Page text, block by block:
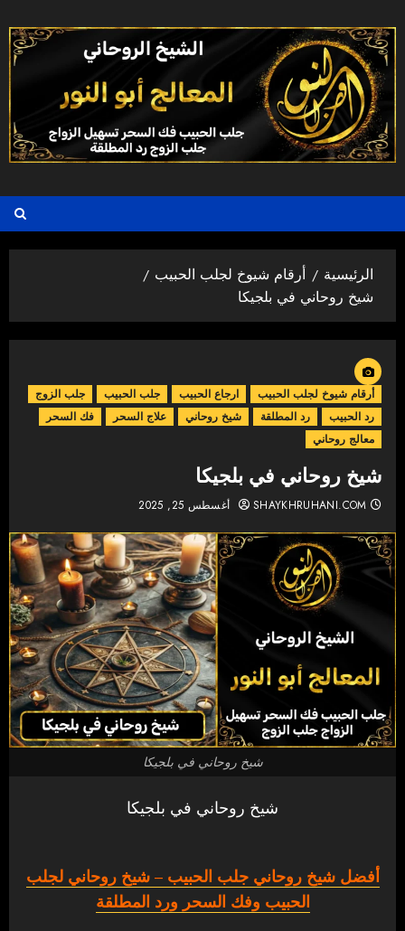
إلى
المحتوى
الرئيسية
أرقام شيوخ لجلب الحبيب
شيخ روحاني في بلجيكا
أرقام شيوخ لجلب الحبيب ارجاع الحبيب جلب الحبيب
جلب الزوج
رد الحبيب
رد المطلقة شيخ روحاني علاج السحر
فك السحر
معالج روحاني
شيخ روحاني في بلجيكا
SHAYKHRUHANI.COM أغسطس 25, 2025
شيخ روحاني في بلجيكا
شيخ روحاني في بلجيكا
أفضل شيخ روحاني جلب الحبيب – شيخ روحاني لجلب
الحبيب وفك السحر ورد المطلقة